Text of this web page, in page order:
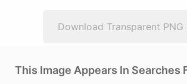
Download Transparent PNG
This Image Appears In Searches